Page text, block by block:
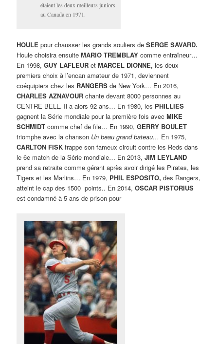
étaient les deux meilleurs juniors
au Canada en 1971.
HOULE pour chausser les grands souliers deSERGE SAVARD.
Houle choisira ensuiteMARIO TREMBLAY comme entraîneur…
En 1998,GUY LAFLEUR etMARCEL DIONNE, les deux
premiers choix à l’encan amateur de 1971, deviennent
coéquipiers chez les RANGERS de New York… En 2016,
CHARLES AZNAVOUR chante devant 8000 personnes au
CENTRE BELL. Il a alors 92 ans… En 1980, les PHILLIES
gagnent la Série mondiale pour la première fois avecMIKE
SCHMIDT comme chef de file… En 1990,GERRY BOULET
triomphe avec la chanson Un beau grand bateau… En 1975,
CARLTON FISK frappe son fameux circuit contre les Reds dans
le 6e match de la Série mondiale… En 2013,JIM LEYLAND
prend sa retraite comme gérant après avoir dirigé les Pirates, les
Tigers et les Marlins… En 1979, PHIL ESPOSITO, des Rangers,
atteint le cap des 1500 points.. En 2014,OSCAR PISTORIUS
est condamné à 5 ans de prison pour